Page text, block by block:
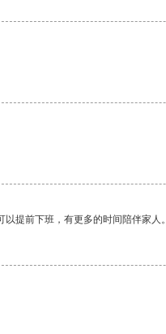
提前下班，有更多的时间陪伴家人。